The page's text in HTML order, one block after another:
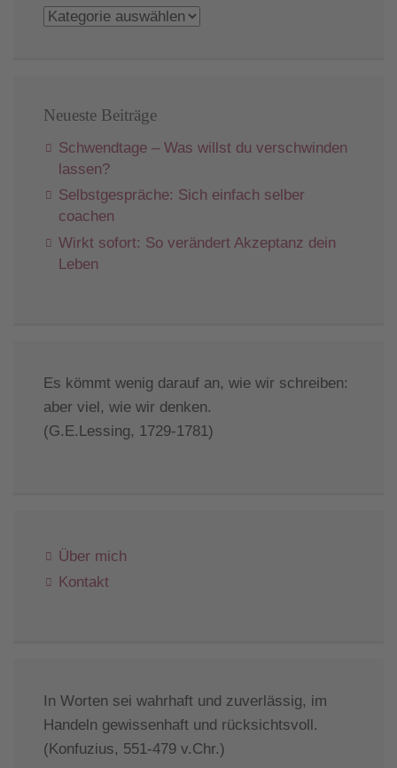
Kategorien
Neueste Beiträge
Schwendtage – Was willst du verschwinden
lassen?
Selbstgespräche: Sich einfach selber
coachen
Wirkt sofort: So verändert Akzeptanz dein
Leben
Es kömmt wenig darauf an, wie wir schreiben:
aber viel, wie wir denken.
(G.E.Lessing, 1729-1781)
Über mich
Kontakt
In Worten sei wahrhaft und zuverlässig, im
Handeln gewissenhaft und rücksichtsvoll.
(Konfuzius, 551-479 v.Chr.)